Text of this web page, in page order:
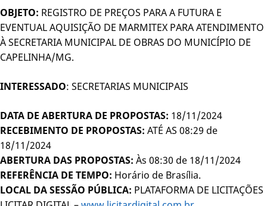
OBJETO: REGISTRO DE PREÇOS PARA A FUTURA E
EVENTUAL AQUISIÇÃO DE MARMITEX PARA ATENDIMENTO
À SECRETARIA MUNICIPAL DE OBRAS DO MUNICÍPIO DE
CAPELINHA/MG.
INTERESSADO: SECRETARIAS MUNICIPAIS
DATA DE ABERTURA DE PROPOSTAS: 18/11/2024
RECEBIMENTO DE PROPOSTAS: ATÉ AS 08:29 de
18/11/2024
ABERTURA DAS PROPOSTAS: Às 08:30 de 18/11/2024
REFERÊNCIA DE TEMPO: Horário de Brasília.
LOCAL DA SESSÃO PÚBLICA: PLATAFORMA DE LICITAÇÕES